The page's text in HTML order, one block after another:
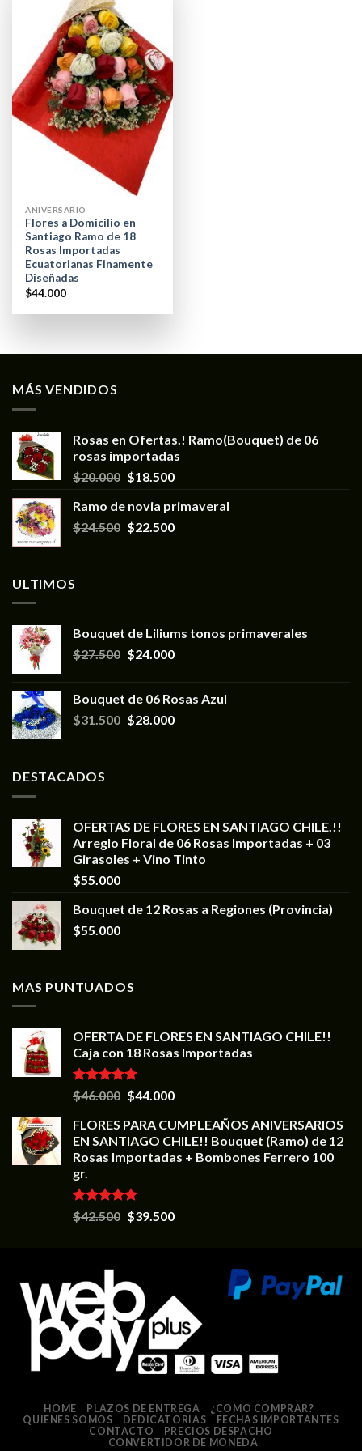
ANIVERSARIO
Flores a Domicilio en
Santiago Ramo de 18
Rosas Importadas
Ecuatorianas Finamente
Diseñadas
$44.000
MÁS VENDIDOS
Rosas en Ofertas.! Ramo(Bouquet) de 06
rosas importadas
$20.000 $18.500
Ramo de novia primaveral
$24.500 $22.500
ULTIMOS
Bouquet de Liliums tonos primaverales
$27.500 $24.000
Bouquet de 06 Rosas Azul
$31.500 $28.000
DESTACADOS
OFERTAS DE FLORES EN SANTIAGO CHILE.!!
Arreglo Floral de 06 Rosas Importadas + 03
Girasoles + Vino Tinto
$55.000
Bouquet de 12 Rosas a Regiones (Provincia)
$55.000
MAS PUNTUADOS
OFERTA DE FLORES EN SANTIAGO CHILE!!
Caja con 18 Rosas Importadas
Valorado en
5.00
$46.000 $44.000
FLORES PARA CUMPLEAÑOS ANIVERSARIOS
EN SANTIAGO CHILE!! Bouquet (Ramo) de 12
Rosas Importadas + Bombones Ferrero 100
gr.
Valorado en
5.00
$42.500 $39.500
HOME PLAZOS DE ENTREGA
¿COMO COMPRAR?
QUIENES SOMOS
DEDICATORIAS
FECHAS IMPORTANTES
CONTACTO
PRECIOS DESPACHO
CONVERTIDOR DE MONEDA